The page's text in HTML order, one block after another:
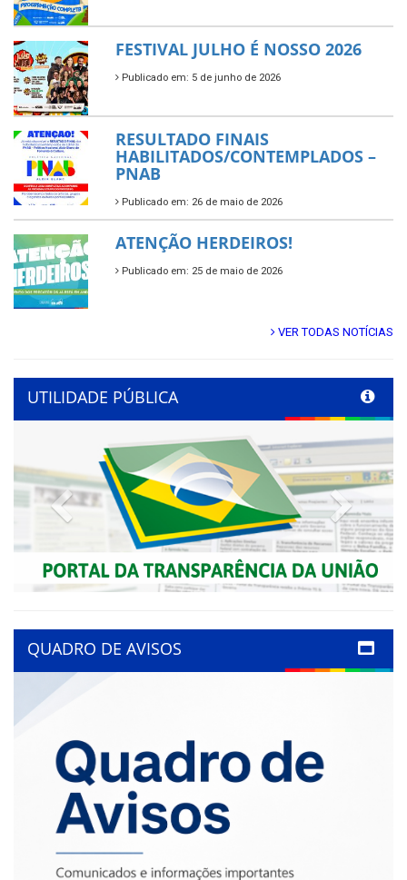
FESTIVAL JULHO É NOSSO 2026
Publicado em: 5 de junho de 2026
RESULTADO FINAIS
HABILITADOS/CONTEMPLADOS –
PNAB
Publicado em: 26 de maio de 2026
ATENÇÃO HERDEIROS!
Publicado em: 25 de maio de 2026
VER TODAS NOTÍCIAS
UTILIDADE PÚBLICA
Previous Next
QUADRO DE AVISOS